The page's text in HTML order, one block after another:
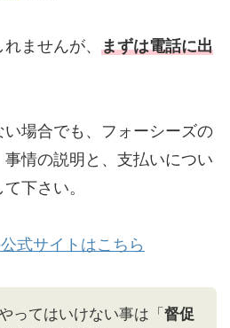
ませんが、 まずは電話に出
場合でも、フォーシーズの
情の説明と、支払いについ
下さい。
式サイトはこちら
ってはいけない事は「督促